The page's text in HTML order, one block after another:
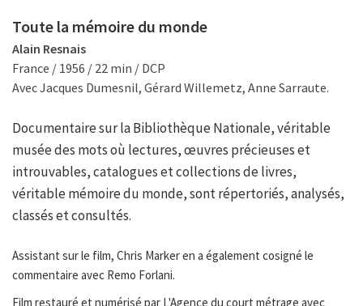
Toute la mémoire du monde
Alain Resnais
France / 1956 / 22 min / DCP
Avec Jacques Dumesnil, Gérard Willemetz, Anne Sarraute.
Documentaire sur la Bibliothèque Nationale, véritable
musée des mots où lectures, œuvres précieuses et
introuvables, catalogues et collections de livres,
véritable mémoire du monde, sont répertoriés, analysés,
classés et consultés.
Assistant sur le film, Chris Marker en a également cosigné le
commentaire avec Remo Forlani.
Film restauré et numérisé par L'Agence du court métrage avec